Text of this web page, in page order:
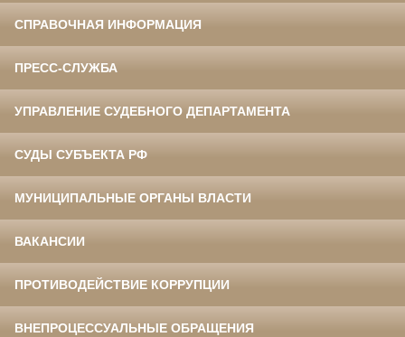
СПРАВОЧНАЯ ИНФОРМАЦИЯ
ПРЕСС-СЛУЖБА
УПРАВЛЕНИЕ СУДЕБНОГО ДЕПАРТАМЕНТА
СУДЫ СУБЪЕКТА РФ
МУНИЦИПАЛЬНЫЕ ОРГАНЫ ВЛАСТИ
ВАКАНСИИ
ПРОТИВОДЕЙСТВИЕ КОРРУПЦИИ
ВНЕПРОЦЕССУАЛЬНЫЕ ОБРАЩЕНИЯ